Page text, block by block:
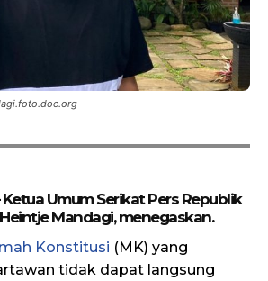
Ketua Umum Serikat Pers Republik
Heintje Mandagi, menegaskan.
Konstitusi (MK) yang
tidak dapat langsung